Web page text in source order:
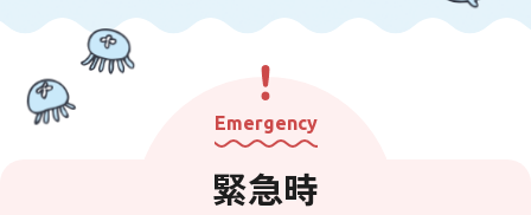
Emergency
緊急時